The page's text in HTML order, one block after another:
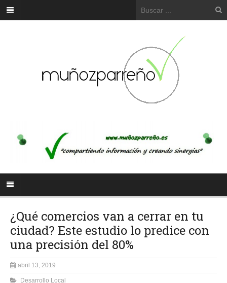
¿Qué comercios van a cerrar en tu
ciudad? Este estudio lo predice con
una precisión del 80%
abril 13, 2019
Desarrollo Local